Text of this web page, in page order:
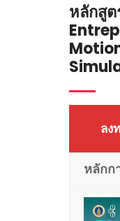
หลักสูต
ลง
หลักก